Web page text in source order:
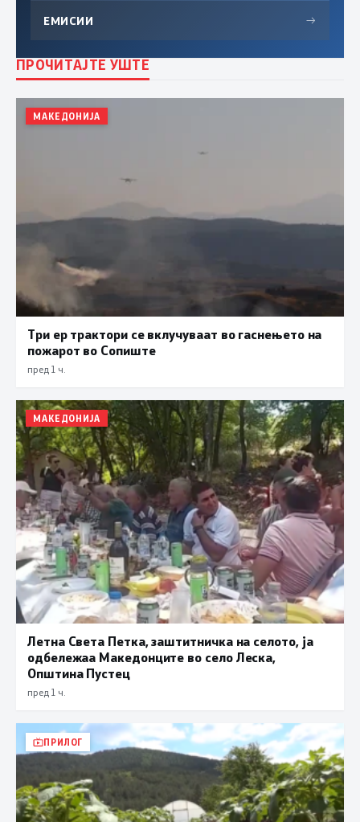
ЕМИСИИ →
ПРОЧИТАЈТЕ УШТЕ
МАКЕДОНИЈА
Три ер трактори се вклучуваат во гаснењето на
пожарот во Сопиште
пред 1 ч.
МАКЕДОНИЈА
Летна Света Петка, заштитничка на селото, ја
одбележаа Македонците во село Леска,
Општина Пустец
пред 1 ч.
ПРИЛОГ